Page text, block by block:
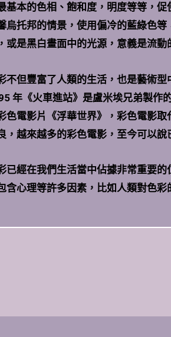
基本的色相、飽和度，明度等等，
烏托邦的情景，使用偏冷的藍綠色
或是黑白畫面中的光源，意義是流
不但豐富了人類的生活，也是藝術
年《火車進站》是盧米埃兄弟製作
色電影片《浮華世界》，彩色電影
，越來越多的彩色電影，至今可以說
已經在我們生活當中佔據非常重要
含心理等許多因素，比如人類對色